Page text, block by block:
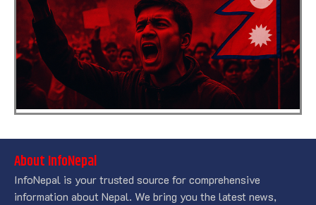
About InfoNepal
InfoNepal is your trusted source for comprehensive
information about Nepal. We bring you the latest news,